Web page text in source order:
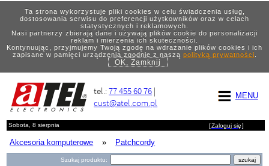
Ta strona wykorzystuje pliki cookies w celu świadczenia usług,
dostosowania serwisu do preferencji użytkowników oraz w celach
statystycznych i reklamowych.
Nasi partnerzy zbierają dane i używają plików cookie do personalizacji
reklam i mierzenia ich skuteczności.
Kontynuując, przyjmujemy Twoją zgodę na wdrażanie plików cookies i ich
zapisane w pamięci urządzenia zgodnie z naszą polityką prywatności.
OK, Zamknij
MENU
tel.:77 455 60 76 |
cust@atel.com.pl
Sobota, 8 sierpnia [Zaloguj się]
Akcesoria komputerowe » Patchcordy
Szukaj produktu: